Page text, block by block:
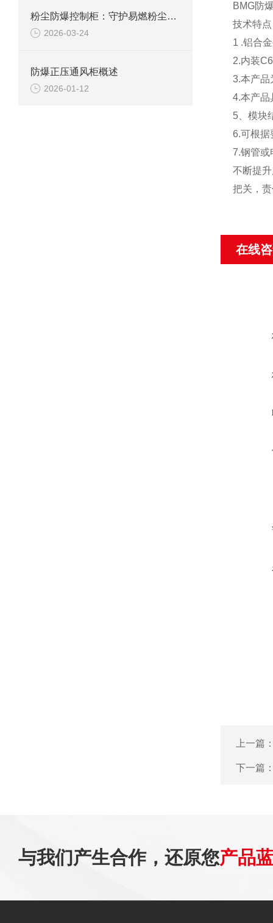
粉尘防爆控制柜：守护易燃粉尘环境下的电气安全
2026-03-24
防爆正压通风柜概述
2026-01-12
BMG防
技术特点
1 .铝合
2.内装
3.本产品
4.本产品
5、模块
6.可根据
7.钢管或
不断提
把关，
在线
上一篇
下一篇
与我们产生合作，还原您产品